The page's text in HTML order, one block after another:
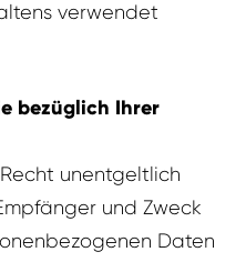
verwendet
bezüglich Ihrer
unentgeltlich
und Zweck
Daten